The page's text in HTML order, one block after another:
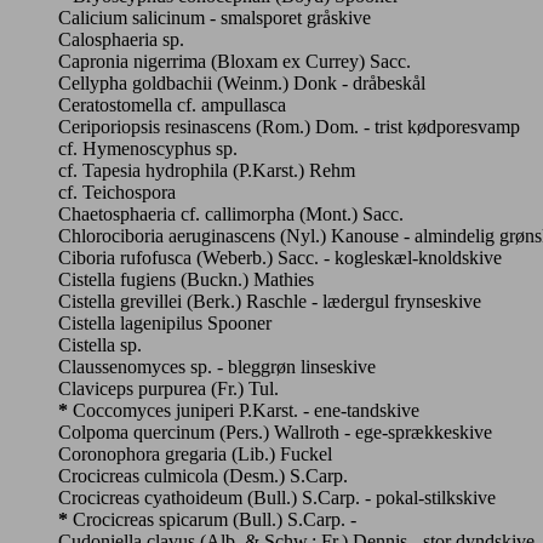
Calicium salicinum - smalsporet gråskive
Calosphaeria sp.
Capronia nigerrima (Bloxam ex Currey) Sacc.
Cellypha goldbachii (Weinm.) Donk - dråbeskål
Ceratostomella cf. ampullasca
Ceriporiopsis resinascens (Rom.) Dom. - trist kødporesvamp
cf. Hymenoscyphus sp.
cf. Tapesia hydrophila (P.Karst.) Rehm
cf. Teichospora
Chaetosphaeria cf. callimorpha (Mont.) Sacc.
Chlorociboria aeruginascens (Nyl.) Kanouse - almindelig
Ciboria rufofusca (Weberb.) Sacc. - kogleskæl-knoldskive
Cistella fugiens (Buckn.) Mathies
Cistella grevillei (Berk.) Raschle - lædergul frynseskive
Cistella lagenipilus Spooner
Cistella sp.
Claussenomyces sp. - bleggrøn linseskive
Claviceps purpurea (Fr.) Tul.
* Coccomyces juniperi P.Karst. - ene-tandskive
Colpoma quercinum (Pers.) Wallroth - ege-sprækkeskive
Coronophora gregaria (Lib.) Fuckel
Crocicreas culmicola (Desm.) S.Carp.
Crocicreas cyathoideum (Bull.) S.Carp. - pokal-stilkskive
* Crocicreas spicarum (Bull.) S.Carp. -